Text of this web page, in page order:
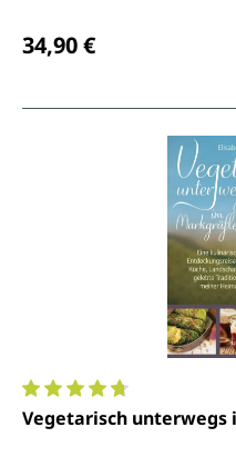
34,90 €
Durchschnittliche
Vegetarisch